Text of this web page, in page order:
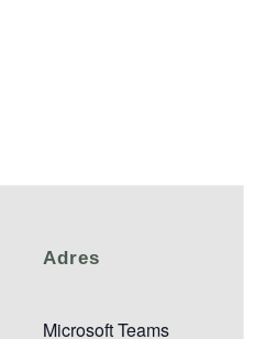
Adres
Microsoft Teams